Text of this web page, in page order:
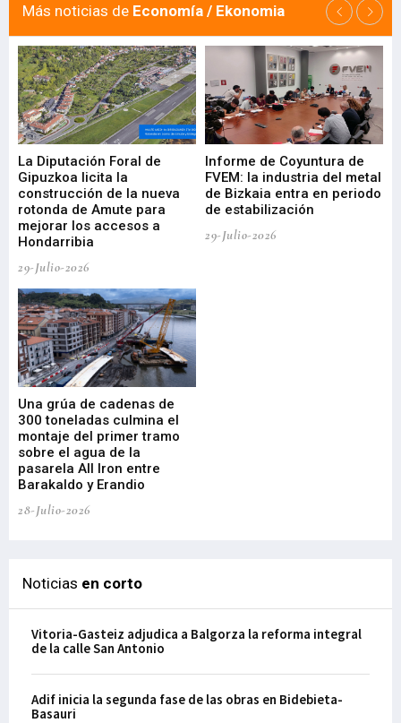
Más noticias de Economía / Ekonomia
La Diputación Foral de
Gipuzkoa licita la
construcción de la nueva
rotonda de Amute para
mejorar los accesos a
Hondarribia
29-Julio-2026
Informe de Coyuntura de
FVEM: la industria del metal
de Bizkaia entra en periodo
de estabilización
29-Julio-2026
Una grúa de cadenas de
300 toneladas culmina el
montaje del primer tramo
sobre el agua de la
pasarela All Iron entre
Barakaldo y Erandio
28-Julio-2026
Noticias en corto
Vitoria-Gasteiz adjudica a Balgorza la reforma integral
de la calle San Antonio
Adif inicia la segunda fase de las obras en Bidebieta-
Basauri